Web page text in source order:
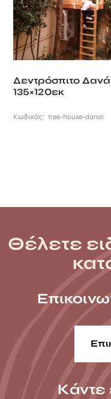
Δεντρόσπιτο
135×120εκ
Κωδικός:tree-house-danai
Θέλετε
Κάντε